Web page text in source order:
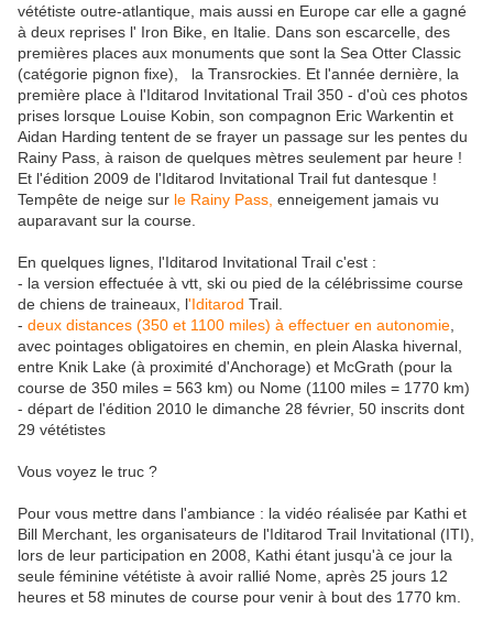
vététiste outre-atlantique, mais aussi en Europe car elle a gagné
à deux reprises l' Iron Bike, en Italie. Dans son escarcelle, des
premières places aux monuments que sont la Sea Otter Classic
(catégorie pignon fixe), la Transrockies. Et l'année dernière, la
première place à l'Iditarod Invitational Trail 350 - d'où ces photos
prises lorsque Louise Kobin, son compagnon Eric Warkentin et
Aidan Harding tentent de se frayer un passage sur les pentes du
Rainy Pass, à raison de quelques mètres seulement par heure !
Et l'édition 2009 de l'Iditarod Invitational Trail fut dantesque !
Tempête de neige sur le Rainy Pass, enneigement jamais vu
auparavant sur la course.
En quelques lignes, l'Iditarod Invitational Trail c'est :
- la version effectuée à vtt, ski ou pied de la célébrissime course
de chiens de traineaux, l'Iditarod Trail.
- deux distances (350 et 1100 miles) à effectuer en autonomie
avec pointages obligatoires en chemin, en plein Alaska hivernal,
entre Knik Lake (à proximité d'Anchorage) et McGrath (pour la
course de 350 miles = 563 km) ou Nome (1100 miles = 1770 km)
- départ de l'édition 2010 le dimanche 28 février, 50 inscrits dont
29 vététistes
Vous voyez le truc ?
Pour vous mettre dans l'ambiance : la vidéo réalisée par Kathi et
Bill Merchant, les organisateurs de l'Iditarod Trail Invitational (ITI),
lors de leur participation en 2008, Kathi étant jusqu'à ce jour la
seule féminine vététiste à avoir rallié Nome, après 25 jours 12
heures et 58 minutes de course pour venir à bout des 1770 km.